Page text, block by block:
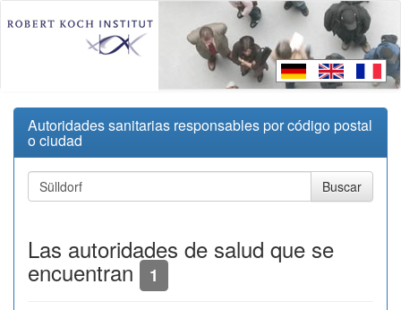
Autoridades sanitarias responsables por código postal
o ciudad
Las autoridades de salud que se
encuentran 1